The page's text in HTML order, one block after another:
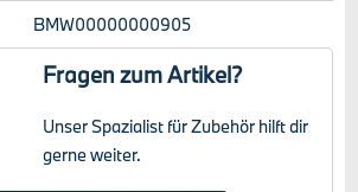
BMW00000000905
Fragen zum Artikel?
Unser Spazialist für Zubehör hilft dir
gerne weiter.